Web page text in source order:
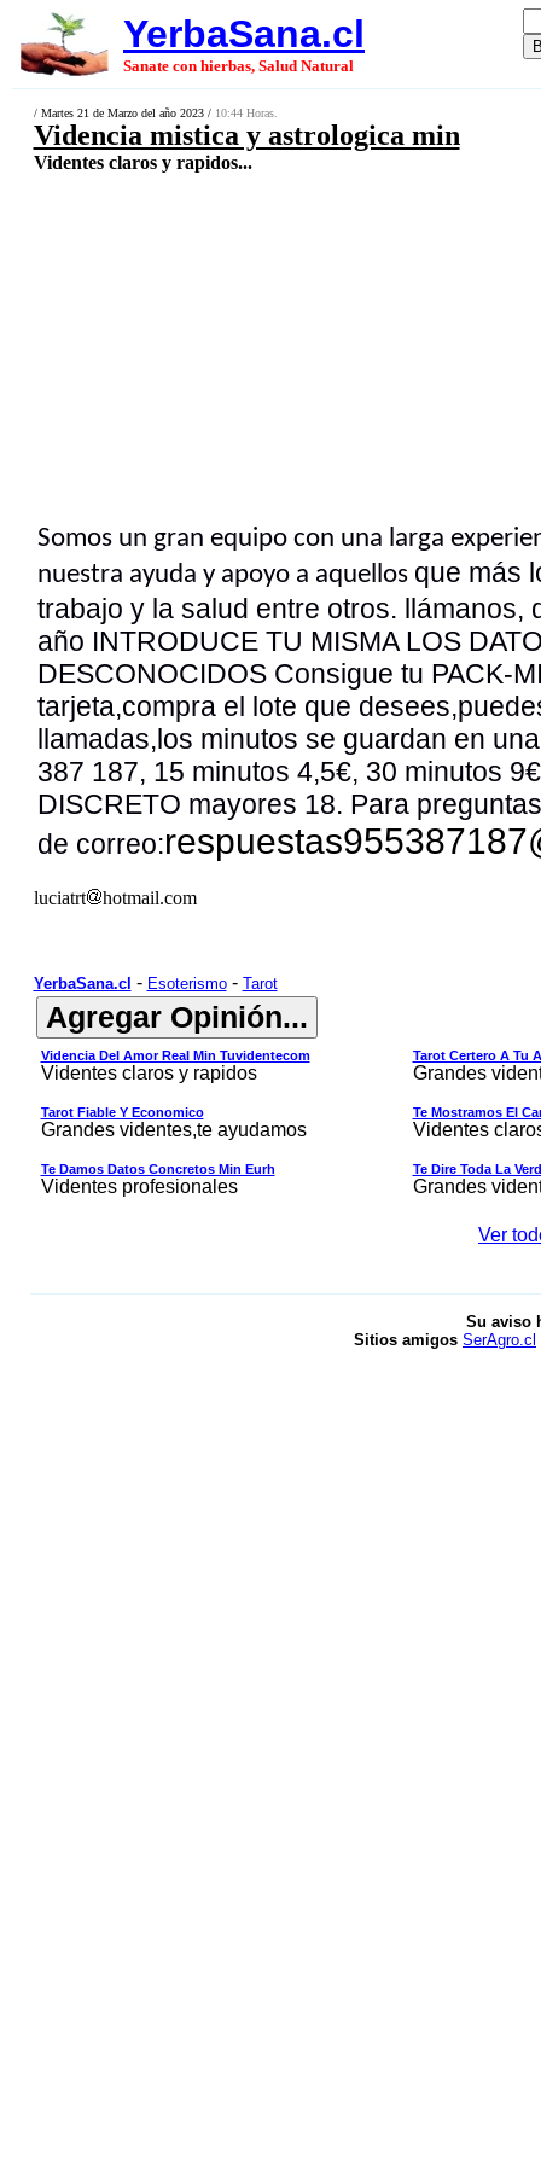
YerbaSana.cl
Sanate con hierbas, Salud Natural
/ Martes 21 de Marzo del año 2023 / 10:44 Horas.
Videncia mistica y astrologica min
Videntes claros y rapidos...
Somos un gran equipo con una larga
nuestra ayuda y apoyo a aquellos que más
trabajo y la salud entre otros.
año INTRODUCE TU MISMA LOS
DESCONOCIDOS Consigue tu PACK-
tarjeta,compra el lote que
llamadas,los minutos se guardan en
387 187, 15 minutos 4,5€, 30 minutos 9
DISCRETO mayores 18. Para
de correo:
luciatrt hotmail.com
YerbaSana.cl - Esoterismo- Tarot
Videncia Del Amor Real Min Tuvidentecom
Videntes claros y rapidos
Tarot Certero A Tu
Grandes
Tarot Fiable Y Economico
Grandes videntes,te ayudamos
Te Mostramos El
Videntes
Te Damos Datos Concretos Min Eurh
Videntes profesionales
Te Dire Toda La
Grandes
Ver
Su aviso
Sitios amigos SerAgro.cl